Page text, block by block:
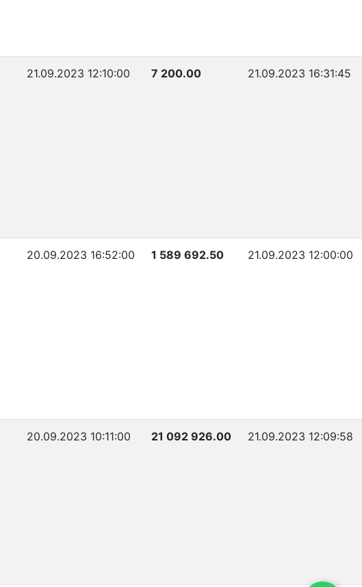
21.09.2023 12:10:00 7 200.00 21.09.2023 16:31:45
20.09.2023 16:52:00 1 589 692.50 21.09.2023 12:00:00
20.09.2023 10:11:00 21 092 926.00 21.09.2023 12:09:58